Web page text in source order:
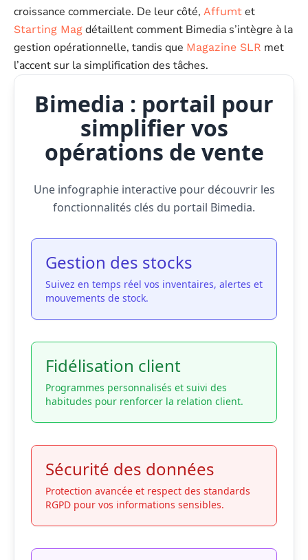
croissance commerciale. De leur côté, Affumt et
Starting Mag détaillent comment Bimedia s’intègre à la
gestion opérationnelle, tandis que Magazine SLR met
l’accent sur la simplification des tâches.
Bimedia : portail pour
simplifier vos
opérations de vente
Une infographie interactive pour découvrir les
fonctionnalités clés du portail Bimedia.
Gestion des stocks
Suivez en temps réel vos inventaires, alertes et
mouvements de stock.
Fidélisation client
Programmes personnalisés et suivi des
habitudes pour renforcer la relation client.
Sécurité des données
Protection avancée et respect des standards
RGPD pour vos informations sensibles.